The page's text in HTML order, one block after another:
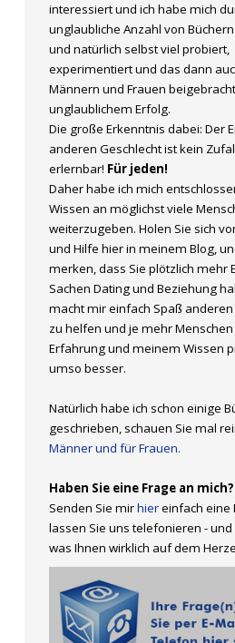
interessiert und ich habe mich
unglaubliche Anzahl von
und natürlich selbst viel probiert,
experimentiert und das dann
Männern und Frauen
unglaublichem Erfolg.
Die große Erkenntnis dabei: Der
anderen Geschlecht ist kein
erlernbar! Für jeden!
Daher habe ich mich
Wissen an möglichst viele
weiterzugeben. Holen Sie sich
und Hilfe hier in meinem Blog,
merken, dass Sie plötzlich mehr
Sachen Dating und Beziehung
macht mir einfach Spaß
zu helfen und je mehr
Erfahrung und meinem Wissen
umso besser.
Natürlich habe ich schon einige
geschrieben, schauen Sie mal
Männer und für Frauen.
Haben Sie eine Frage an mich?
Senden Sie mirhiereinfach eine
lassen Sie uns telefonieren -
was Ihnen wirklich auf dem